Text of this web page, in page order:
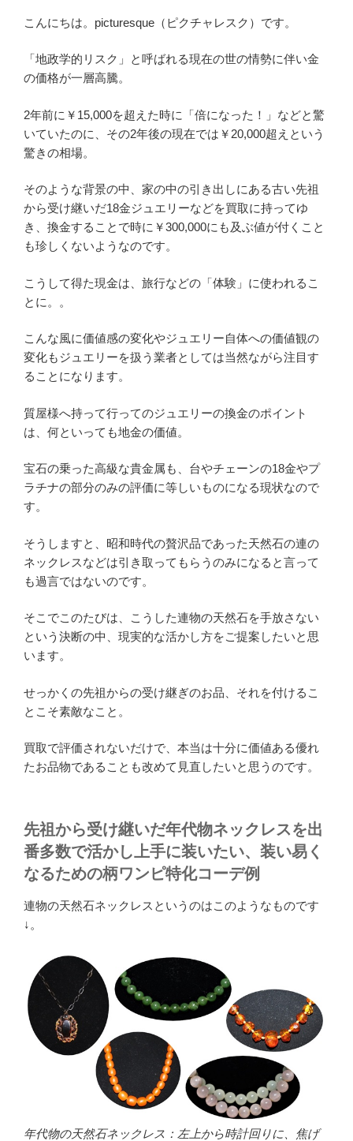
こんにちは。picturesque（ピクチャレスク）です。
「地政学的リスク」と呼ばれる現在の世の情勢に伴い金
の価格が一層高騰。
2年前に￥15,000を超えた時に「倍になった！」などと驚
いていたのに、その2年後の現在では￥20,000超えという
驚きの相場。
そのような背景の中、家の中の引き出しにある古い先祖
から受け継いだ18金ジュエリーなどを買取に持ってゆ
き、換金することで時に￥300,000にも及ぶ値が付くこと
も珍しくないようなのです。
こうして得た現金は、旅行などの「体験」に使われるこ
とに。。
こんな風に価値感の変化やジュエリー自体への価値観の
変化もジュエリーを扱う業者としては当然ながら注目す
ることになります。
質屋様へ持って行ってのジュエリーの換金のポイント
は、何といっても地金の価値。
宝石の乗った高級な貴金属も、台やチェーンの18金やプ
ラチナの部分のみの評価に等しいものになる現状なので
す。
そうしますと、昭和時代の贅沢品であった天然石の連の
ネックレスなどは引き取ってもらうのみになると言って
も過言ではないのです。
そこでこのたびは、こうした連物の天然石を手放さない
という決断の中、現実的な活かし方をご提案したいと思
います。
せっかくの先祖からの受け継ぎのお品、それを付けるこ
とこそ素敵なこと。
買取で評価されないだけで、本当は十分に価値ある優れ
たお品物であることも改めて見直したいと思うのです。
先祖から受け継いだ年代物ネックレスを出
番多数で活かし上手に装いたい、装い易く
なるための柄ワンピ特化コーデ例
連物の天然石ネックレスというのはこのようなものです
↓。
年代物の天然石ネックレス：左上から時計回りに、焦げ